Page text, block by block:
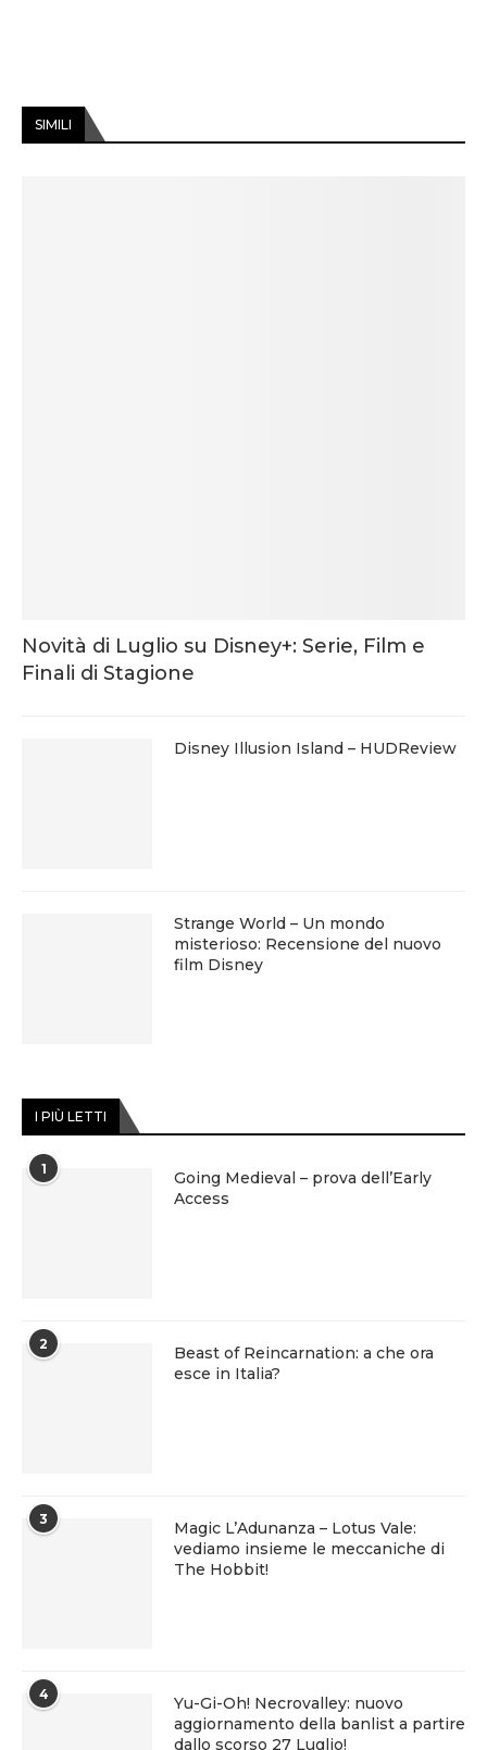
SIMILI
Novità di Luglio su Disney+: Serie, Film e
Finali di Stagione
Disney Illusion Island – HUDReview
Strange World – Un mondo
misterioso: Recensione del nuovo
film Disney
I PIÙ LETTI
1
Going Medieval – prova dell’Early
Access
2
Beast of Reincarnation: a che ora
esce in Italia?
3
Magic L’Adunanza – Lotus Vale:
vediamo insieme le meccaniche di
The Hobbit!
4
Yu-Gi-Oh! Necrovalley: nuovo
aggiornamento della banlist a partire
dallo scorso 27 Luglio!